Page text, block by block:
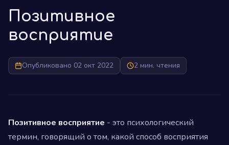
Позитивное
восприятие
Опубликовано 02 окт 2022 2 мин. чтения
Позитивное восприятие - это психологический
термин, говорящий о том, какой способ восприятия